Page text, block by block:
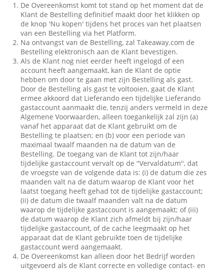
De Overeenkomst komt tot stand op het moment dat de
Klant de Bestelling definitief maakt door het klikken op
de knop 'Nu kopen' tijdens het proces van het plaatsen
van een Bestelling via het Platform.
Na ontvangst van de Bestelling, zal Takeaway.com de
Bestelling elektronisch aan de Klant bevestigen.
Als de Klant nog niet eerder heeft ingelogd of een
account heeft aangemaakt, kan de Klant de optie
hebben om door te gaan met zijn Bestelling als gast.
Door de Bestelling als gast te voltooien, gaat de Klant
ermee akkoord dat Lieferando een tijdelijke Lieferando
gastaccount aanmaakt die, tenzij anders vermeld in deze
Algemene Voorwaarden, alleen toegankelijk zal zijn (a)
vanaf het apparaat dat de Klant gebruikt om de
Bestelling te plaatsen; en (b) voor een periode van
maximaal twaalf maanden na de datum van de
Bestelling. De toegang van de Klant tot zijn/haar
tijdelijke gastaccount vervalt op de ''Vervaldatum'', dat
de vroegste van de volgende data is: (i) de datum die zes
maanden valt na de datum waarop de Klant voor het
laatst toegang heeft gehad tot de tijdelijke gastaccount;
(ii) de datum die twaalf maanden valt na de datum
waarop de tijdelijke gastaccount is aangemaakt; of (iii)
de datum waarop de Klant zich afmeldt bij zijn/haar
tijdelijke gastaccount, of de cache leegmaakt op het
apparaat dat de Klant gebruikte toen de tijdelijke
gastaccount werd aangemaakt.
De Overeenkomst kan alleen door het Bedrijf worden
uitgevoerd als de Klant correcte en volledige contact- en